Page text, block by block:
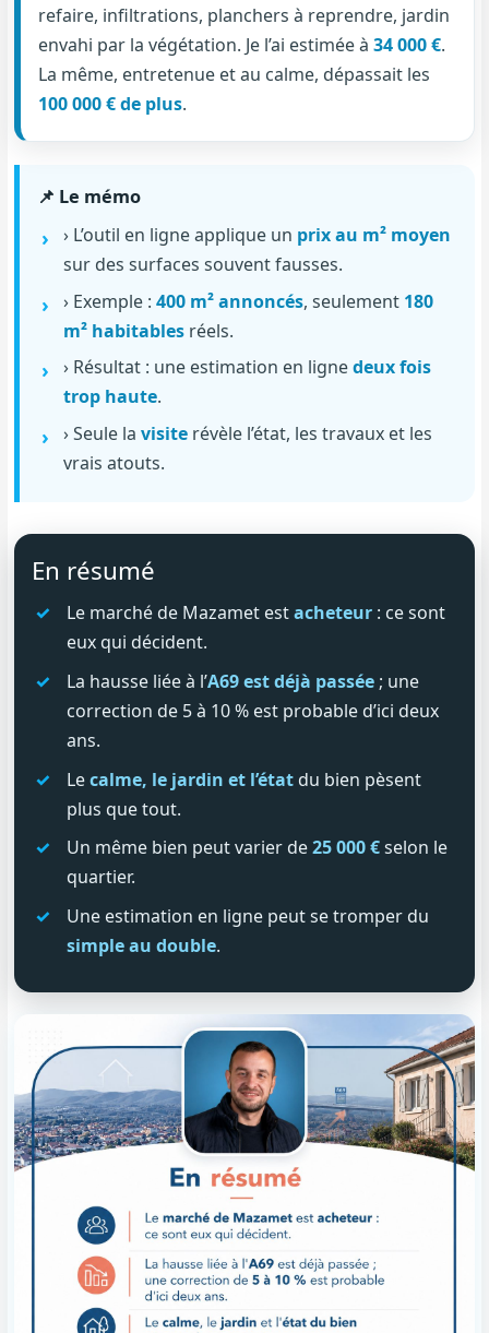
refaire, infiltrations, planchers à reprendre, jardin
envahi par la végétation. Je l’ai estimée à34 000 €.
La même, entretenue et au calme, dépassait les
100 000 € de plus.
📌 Le mémo
› L’outil en ligne applique un prix au m² moyen
sur des surfaces souvent fausses.
› Exemple :400 m² annoncés, seulement 180
m² habitables réels.
› Résultat : une estimation en lignedeux fois
trop haute.
› Seule lavisite révèle l’état, les travaux et les
vrais atouts.
En résumé
Le marché de Mazamet estacheteur : ce sont
eux qui décident.
La hausse liée à l’A69 est déjà passée ; une
correction de 5 à 10 % est probable d’ici deux
ans.
Lecalme, le jardin et l’état du bien pèsent
plus que tout.
Un même bien peut varier de25 000 €selon le
quartier.
Une estimation en ligne peut se tromper du
simple au double.